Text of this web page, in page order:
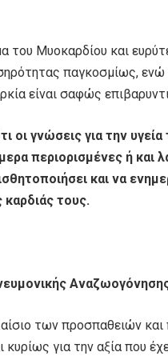
του Μυοκαρδίου και
παγκοσμίως, ενώ
είναι σαφώς
οι γνώσεις για την
περιορισμένες ή και
και να
καρδιάς τους.
των προσπαθειών
κυρίως για την αξία που